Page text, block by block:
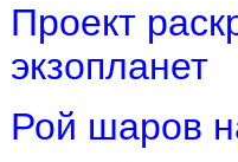
Проект
экзопланет
Рой шаров